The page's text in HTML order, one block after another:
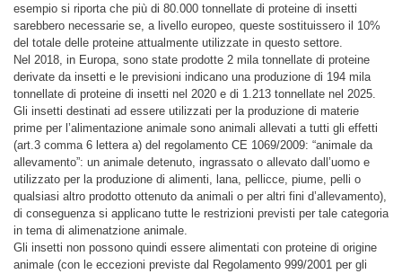
esempio si riporta che più di 80.000 tonnellate di proteine di insetti
sarebbero necessarie se, a livello europeo, queste sostituissero il 10%
del totale delle proteine attualmente utilizzate in questo settore.
Nel 2018, in Europa, sono state prodotte 2 mila tonnellate di proteine
derivate da insetti e le previsioni indicano una produzione di 194 mila
tonnellate di proteine di insetti nel 2020 e di 1.213 tonnellate nel 2025.
Gli insetti destinati ad essere utilizzati per la produzione di materie
prime per l’alimentazione animale sono animali allevati a tutti gli effetti
(art.3 comma 6 lettera a) del regolamento CE 1069/2009: “animale da
allevamento”: un animale detenuto, ingrassato o allevato dall’uomo e
utilizzato per la produzione di alimenti, lana, pellicce, piume, pelli o
qualsiasi altro prodotto ottenuto da animali o per altri fini d’allevamento),
di conseguenza si applicano tutte le restrizioni previsti per tale categoria
in tema di alimenatzione animale.
Gli insetti non possono quindi essere alimentati con proteine di origine
animale (con le eccezioni previste dal Regolamento 999/2001 per gli